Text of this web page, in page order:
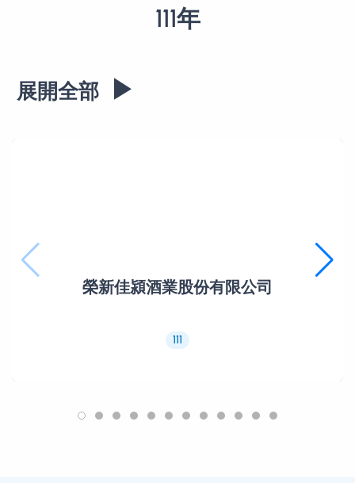
111年
展開全部 ▶
榮新佳潁酒業股份有限公司
111